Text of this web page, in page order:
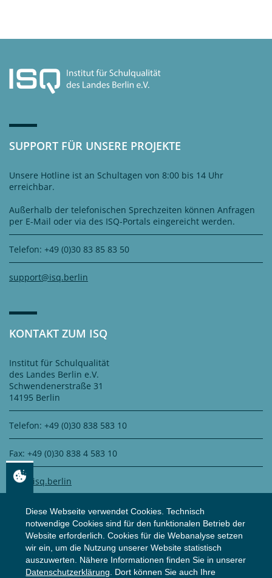
SUPPORT FÜR UNSERE PROJEKTE
Unsere Hotline ist an Schultagen von 8:00 bis 14 Uhr
erreichbar.
Außerhalb der telefonischen Sprechzeiten können Anfragen
per E-Mail oder via des ISQ-Portals eingereicht werden.
Telefon: +49 (0)30 83 85 83 50
support@isq.berlin
KONTAKT ZUM ISQ
Institut für Schulqualität
des Landes Berlin e.V.
Schwendenerstraße 31
14195 Berlin
Telefon: +49 (0)30 838 583 10
Fax: +49 (0)30 838 4 583 10
info@isq.berlin
DATENSCHUTZ
Zertifiziert durch
WS Datenschutz GmbH
Diese Webseite verwendet Cookies. Technisch
notwendige Cookies sind für den funktionalen Betrieb der
Website erforderlich. Cookies für die Webanalyse setzen
wir ein, um die Nutzung unserer Website statistisch
auszuwerten. Nähere Informationen finden Sie in unserer
Datenschutzerklärung . Dort können Sie auch Ihre